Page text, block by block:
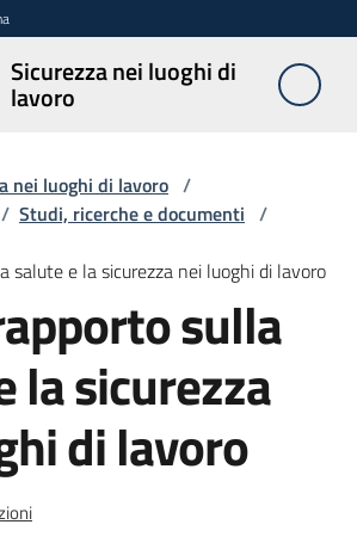
Sicurezza nei luoghi di
lavoro
nei luoghi di lavoro /
/ Studi, ricerche e documenti /
salute e la sicurezza nei luoghi di lavoro
sulla
la sicurezza
di lavoro